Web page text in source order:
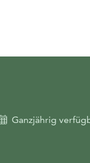
Ganzjährig